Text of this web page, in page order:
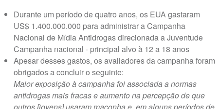
Durante um período de quatro anos, os EUA gastaram
US$ 1.400.000.000 para administrar a Campanha
Nacional de Mídia Antidrogas direcionada a Juventude
Campanha nacional - principal alvo à 12 a 18 anos
Apesar desses gastos, os avaliadores da campanha foram
obrigados a concluir o seguinte:
Maior exposição à campanha foi associada a normas
antidrogas mais fracas e aumento na percepção de que